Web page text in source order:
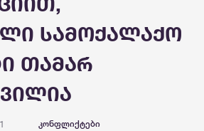
სამოქალაქო
თამარ
კონფლიქტები